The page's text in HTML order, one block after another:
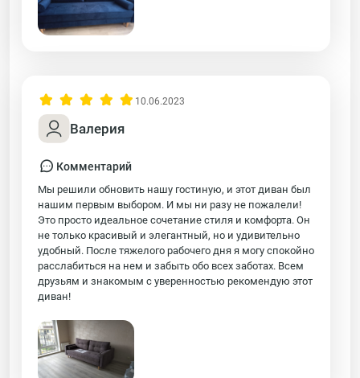
Валерия
10.06.2023
Комментарий
Мы решили обновить нашу гостиную, и этот диван был
нашим первым выбором. И мы ни разу не пожалели!
Это просто идеальное сочетание стиля и комфорта. Он
не только красивый и элегантный, но и удивительно
удобный. После тяжелого рабочего дня я могу спокойно
расслабиться на нем и забыть обо всех заботах. Всем
друзьям и знакомым с уверенностью рекомендую этот
диван!